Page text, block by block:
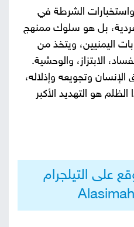
الشرطة في
بل هو سلوك ممنهج
اليمنيين، ويتخذ من
الابتزاز، والوحشية.
وتجويعه وإذلاله،
الظلم هو التهديد الأكبر
على التيلجرام